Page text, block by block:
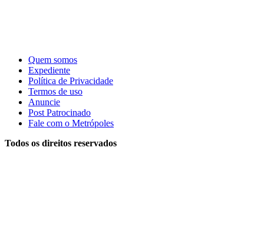
Quem somos
Expediente
Política de Privacidade
Termos de uso
Anuncie
Post Patrocinado
Fale com o Metrópoles
Todos os direitos reservados